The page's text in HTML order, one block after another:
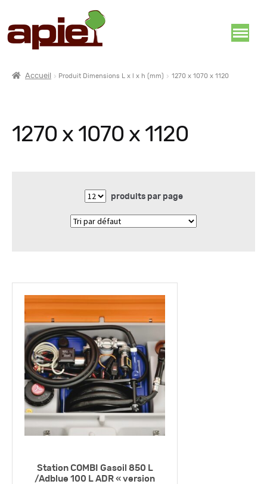
Accueil Produit Dimensions L x l x h (mm) 1270 x 1070 x 1120
1270 x 1070 x 1120
produits par page
Station COMBI Gasoil 850 L
/Adblue 100 L ADR « version